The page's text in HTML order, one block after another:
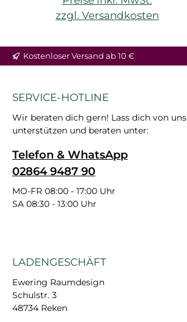
zzgl. Versandkosten
Kostenloser Versand ab 10 €
SERVICE-HOTLINE
Wir beraten dich gern! Lass dich von uns
unterstützen und beraten unter:
Telefon & WhatsApp
02864 9487 90
MO-FR 08:00 - 17:00 Uhr
SA 08:30 - 13:00 Uhr
LADENGESCHÄFT
Ewering Raumdesign
Schulstr. 3
48734 Reken